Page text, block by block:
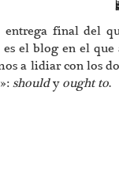
entrega final del
el blog en el que
a lidiar con los
shouldyought to.